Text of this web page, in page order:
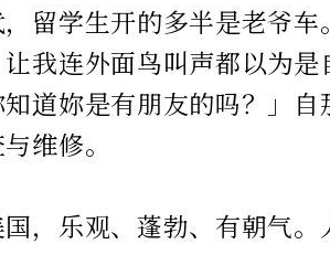
留学生开的多半是老爷车
让我连外面鸟叫声都以为
道妳是有朋友的吗？」
维修。
，乐观、蓬勃、有朝气。